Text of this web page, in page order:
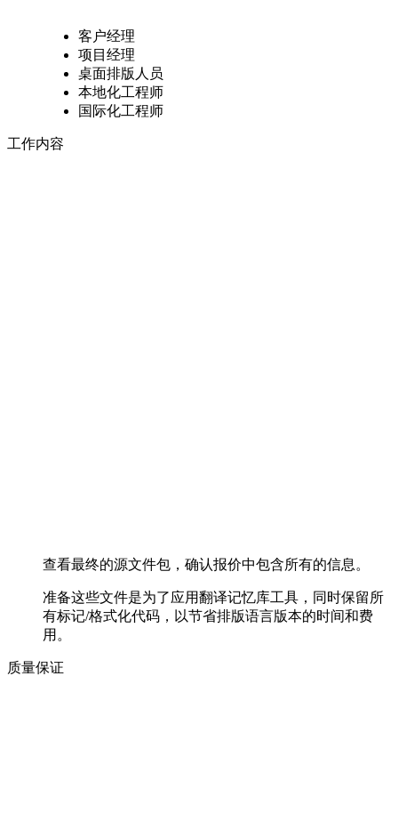
客户经理
项目经理
桌面排版人员
本地化工程师
国际化工程师
工作内容
查看最终的源文件包，确认报价中包含所有的信息。
准备这些文件是为了应用翻译记忆库工具，同时保留所
有标记/格式化代码，以节省排版语言版本的时间和费
用。
质量保证